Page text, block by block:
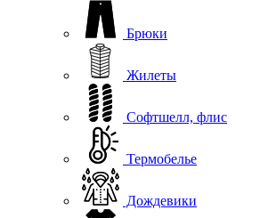
Брюки
Жилеты
Софтшелл, флис
Термобелье
Дождевики